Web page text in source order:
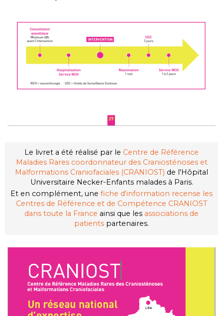
Le livret a été réalisé par le Centre de Référence
Maladies Rares coordonnateur des Craniosténoses et
Malformations Craniofaciales (CRANIOST) de l'Hôpital
Universitaire Necker-Enfants malades à Paris.
Et en complément, une fiche d'information recense les
Centres de Référence et de Compétence CRANIOST
dans toute la France ainsi que les associations de
patients partenaires.